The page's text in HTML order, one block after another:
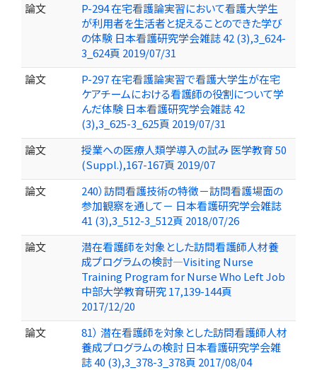
論文
P-294 在宅看護論実習において看護大学生
が利用者を生活者と捉えることのできた学び
の体験 日本看護研究学会雑誌 42 (3),3_624-
3_624頁 2019/07/31
論文
P-297 在宅看護論実習で看護大学生が在宅
ケアチームにおける看護師の役割について学
んだ体験 日本看護研究学会雑誌 42
(3),3_625-3_625頁 2019/07/31
論文
授業への医療人類学導入の試み 医学教育 50
(Suppl.),167-167頁 2019/07
論文
240）訪問看護技術の特徴－訪問看護場面の
参加観察を通して－ 日本看護研究学会雑誌
41 (3),3_512-3_512頁 2018/07/26
論文
潜在看護師を対象とした訪問看護師人材養
成プログラムの検討—Visiting Nurse
Training Program for Nurse Who Left Job
中部大学教育研究 17,139-144頁
2017/12/20
論文
81） 潜在看護師を対象とした訪問看護師人材
養成プログラムの検討 日本看護研究学会雑
誌 40 (3),3_378-3_378頁 2017/08/04